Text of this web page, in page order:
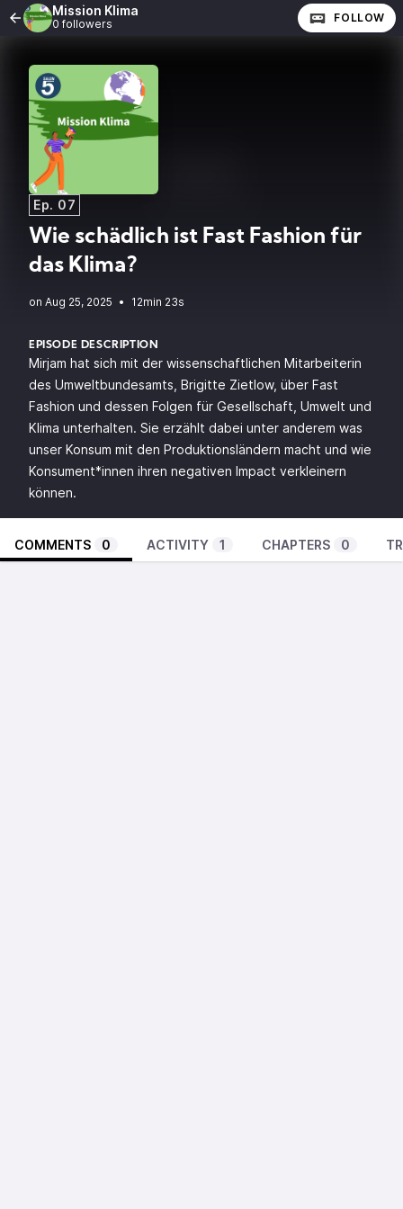
Mission Klima
0 followers FOLLOW
Ep. 07
Wie schädlich ist Fast Fashion für
das Klima?
• 12min 23s
EPISODE DESCRIPTION
Mirjam hat sich mit der wissenschaftlichen Mitarbeiterin
des Umweltbundesamts, Brigitte Zietlow, über Fast
Fashion und dessen Folgen für Gesellschaft, Umwelt und
Klima unterhalten. Sie erzählt dabei unter anderem was
unser Konsum mit den Produktionsländern macht und wie
Konsument*innen ihren negativen Impact verkleinern
können.
COMMENTS 0 ACTIVITY 1 CHAPTERS 0